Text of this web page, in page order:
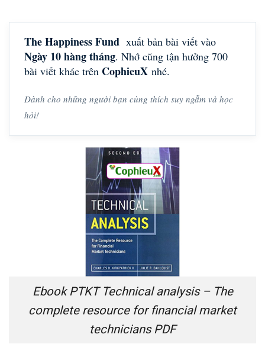
The Happiness Fund xuất bản bài viết vào
Ngày 10 hàng tháng. Nhớ cũng tận hưởng 700
bài viết khác trên CophieuX nhé.
Dành cho những người bạn cùng thích suy ngẫm và học
hỏi!
Ebook PTKT Technical analysis – The
complete resource for financial market
technicians PDF